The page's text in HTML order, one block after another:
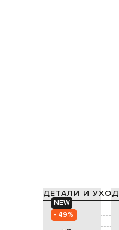
NEW
- 49%
ДЕТАЛИ И УХОД
Состав: